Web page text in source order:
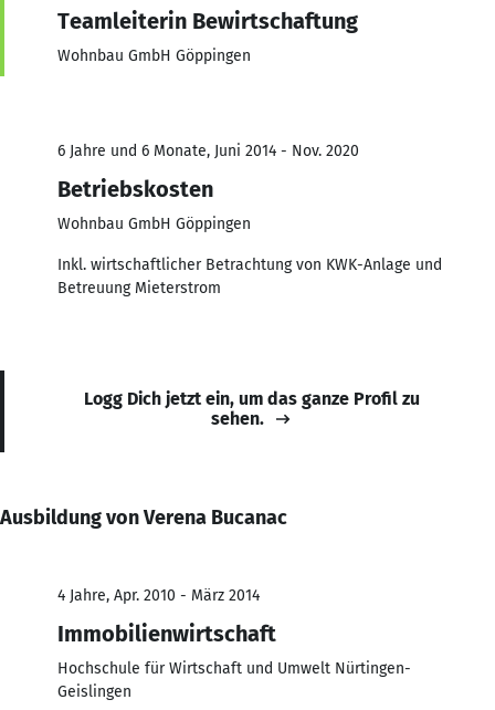
Teamleiterin Bewirtschaftung
Wohnbau GmbH Göppingen
6 Jahre und 6 Monate, Juni 2014 - Nov. 2020
Betriebskosten
Wohnbau GmbH Göppingen
Inkl. wirtschaftlicher Betrachtung von KWK-Anlage und
Betreuung Mieterstrom
Logg Dich jetzt ein, um das ganze Profil zu
sehen.
Ausbildung von Verena Bucanac
4 Jahre, Apr. 2010 - März 2014
Immobilienwirtschaft
Hochschule für Wirtschaft und Umwelt Nürtingen-
Geislingen